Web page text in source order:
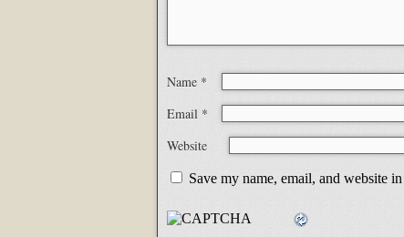
Name *
Email *
Website
Save my name, email, and website